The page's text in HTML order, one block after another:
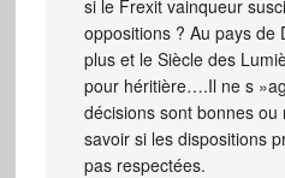
si le Frexit vainqueur
oppositions ? Au pays de
plus et le Siècle des
pour héritière….Il ne s
décisions sont bonnes
savoir si les dispositions
pas respectées.